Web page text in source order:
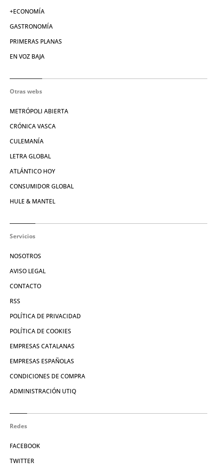
+ECONOMÍA
GASTRONOMÍA
PRIMERAS PLANAS
EN VOZ BAJA
Otras webs
METRÓPOLI ABIERTA
CRÓNICA VASCA
CULEMANÍA
LETRA GLOBAL
ATLÁNTICO HOY
CONSUMIDOR GLOBAL
HULE & MANTEL
Servicios
NOSOTROS
AVISO LEGAL
CONTACTO
RSS
POLÍTICA DE PRIVACIDAD
POLÍTICA DE COOKIES
EMPRESAS CATALANAS
EMPRESAS ESPAÑOLAS
CONDICIONES DE COMPRA
ADMINISTRACIÓN UTIQ
Redes
FACEBOOK
TWITTER